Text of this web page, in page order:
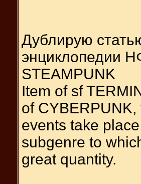
Дублирую
энциклопедии
STEAMPUNK
Item of sf
of
events take
subgenre to
great quantity.